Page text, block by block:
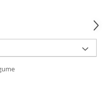
File cu legume